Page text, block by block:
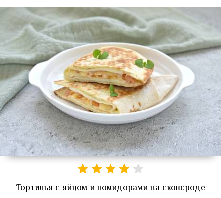
Тортилья с яйцом и помидорами на сковороде